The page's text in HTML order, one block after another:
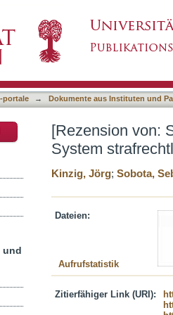
portale → Dokumente aus Instituten und
[Rezension von:
System
Kinzig, Jörg; Sobota,
Dateien:
Aufrufstatistik
Zitierfähiger Link (URI):
und